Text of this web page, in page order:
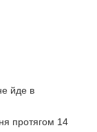
йде в
протягом 14